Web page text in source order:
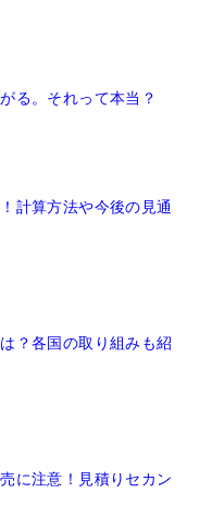
る。それって本当？
計算方法や今後の見通
？各国の取り組みも紹
に注意！見積りセカン